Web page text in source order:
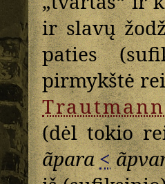
ir slavų
paties
pirmykštė
Trautmann
(dėl tokio
ãpara<